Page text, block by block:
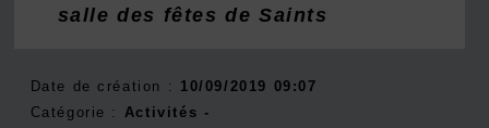
salle des fêtes de Saints
Date de création : 10/09/2019 09:07
Catégorie : Activités -